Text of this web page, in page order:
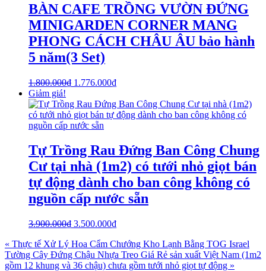
BÀN CAFE TRỒNG VƯỜN ĐỨNG
MINIGARDEN CORNER MANG
PHONG CÁCH CHÂU ÂU bảo hành
5 năm(3 Set)
1.800.000₫ 1.776.000₫
Giảm giá!
Tự Trồng Rau Đứng Ban Công Chung
Cư tại nhà (1m2) có tưới nhỏ giọt bán
tự động dành cho ban công không có
nguồn cấp nước sẵn
3.900.000₫ 3.500.000₫
« Thực tế Xử Lý Hoa Cẩm Chướng Kho Lạnh Bằng TOG Israel
Tường Cây Đứng Chậu Nhựa Treo Giá Rẻ sản xuất Việt Nam (1m2
gồm 12 khung và 36 chậu) chưa gồm tưới nhỏ giọt tự động »